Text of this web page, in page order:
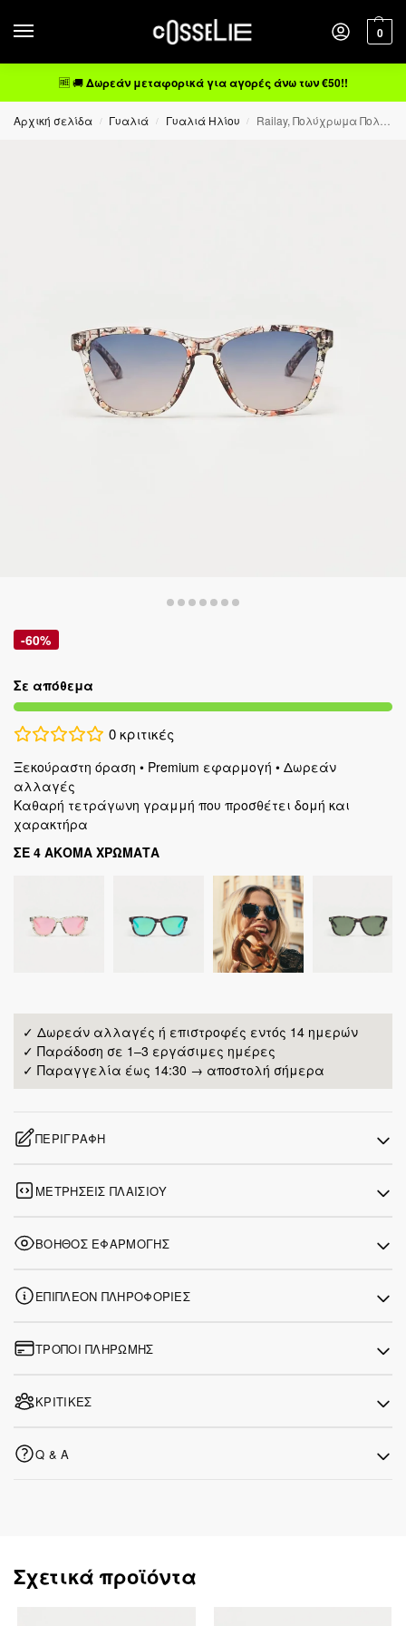
0
🆓 🚚Δωρεάν μεταφορικά για αγορές άνω των €50!!
Αρχική σελίδα / Γυαλιά / Γυαλιά Ηλίου / Railay, Πολύχρωμα Πολωτικά Γυαλιά Ηλίου Cat.3
-60%
Σε απόθεμα
0κριτικές
Ξεκούραστη όραση • Premium εφαρμογή • Δωρεάν
αλλαγές
Καθαρή τετράγωνη γραμμή που προσθέτει δομή και
χαρακτήρα
ΣΕ 4 ΑΚΟΜΑ ΧΡΩΜΑΤΑ
✓ Δωρεάν αλλαγές ή επιστροφές εντός 14 ημερών
✓ Παράδοση σε 1–3 εργάσιμες ημέρες
✓ Παραγγελία έως 14:30 → αποστολή σήμερα
ΠΕΡΙΓΡΑΦΉ
ΜΕΤΡΉΣΕΙΣ ΠΛΑΙΣΊΟΥ
ΒΟΗΘΌΣ ΕΦΑΡΜΟΓΉΣ
ΕΠΙΠΛΈΟΝ ΠΛΗΡΟΦΟΡΊΕΣ
ΤΡΌΠΟΙ ΠΛΗΡΩΜΉΣ
ΚΡΙΤΙΚΈΣ
Q & A
Σχετικά προϊόντα